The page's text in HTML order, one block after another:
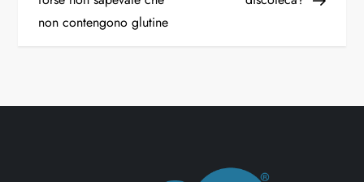
non contengono glutine